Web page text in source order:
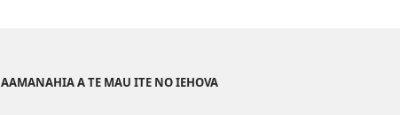
A TE MAU ITE NO IEHOVA